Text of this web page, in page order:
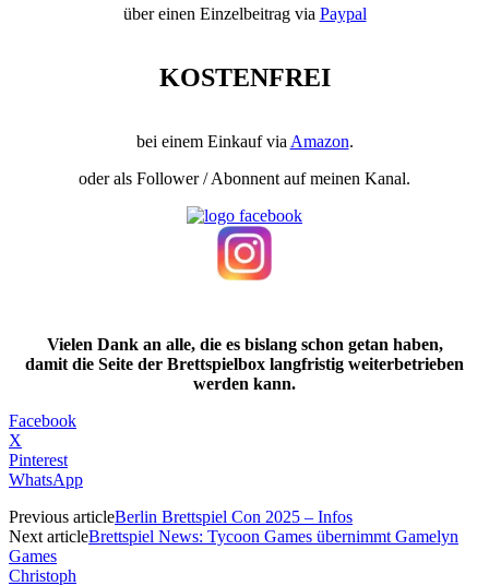
über einen Einzelbeitrag via Paypal
KOSTENFREI
bei einem Einkauf via Amazon.
oder als Follower / Abonnent auf meinen Kanal.
Vielen Dank an alle, die es bislang schon getan haben,
damit die Seite der Brettspielbox langfristig weiterbetrieben
werden kann.
Facebook
X
Pinterest
WhatsApp
Previous articleBerlin Brettspiel Con 2025 – Infos
Next articleBrettspiel News: Tycoon Games übernimmt Gamelyn
Games
Christoph